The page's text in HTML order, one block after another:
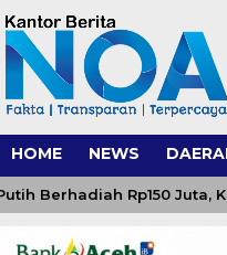
HOME NEWS
Rp150 Juta,